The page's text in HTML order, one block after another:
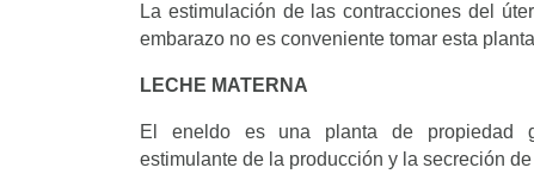
La estimulación de las contracciones del
embarazo no es conveniente tomar esta
LECHE MATERNA
El eneldo es una planta de propiedad
estimulante de la producción y la secreción